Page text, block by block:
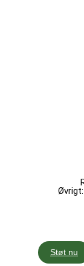
Støt nu